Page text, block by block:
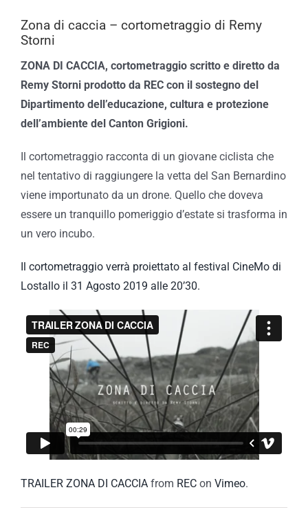
Zona di caccia – cortometraggio di Remy
Storni
ZONA DI CACCIA, cortometraggio scritto e diretto da
Remy Storni prodotto da REC con il sostegno del
Dipartimento dell’educazione, cultura e protezione
dell’ambiente del Canton Grigioni.
Il cortometraggio racconta di un giovane ciclista che
nel tentativo di raggiungere la vetta del San Bernardino
viene importunato da un drone. Quello che doveva
essere un tranquillo pomeriggio d’estate si trasforma in
un vero incubo.
Il cortometraggio verrà proiettato al festival CineMo di
Lostallo il 31 Agosto 2019 alle 20’30.
TRAILER ZONA DI CACCIA from REC on Vimeo.